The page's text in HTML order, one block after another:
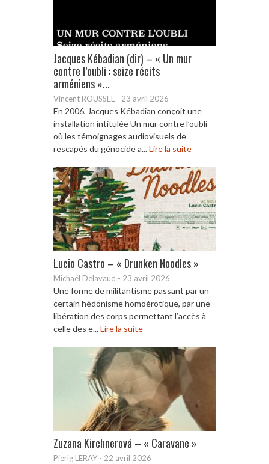
Jacques Kébadian (dir) – « Un mur
contre l’oubli : seize récits
arméniens »...
Vincent ROUSSEL - 23 avril 2026
En 2006, Jacques Kébadian conçoit une
installation intitulée Un mur contre l’oubli
où les témoignages audiovisuels de
rescapés du génocide a...Lire la suite
Lucio Castro – « Drunken Noodles »
Michaël Delavaud - 23 avril 2026
Une forme de militantisme passant par un
certain hédonisme homoérotique, par une
libération des corps permettant l’accès à
celle des e...Lire la suite
Zuzana Kirchnerová – « Caravane »
Pierig LERAY - 22 avril 2026